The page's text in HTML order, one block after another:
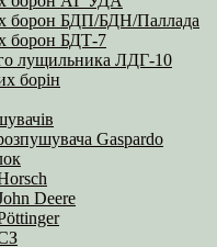
борон БДП/БДН/Паллада
борон БДТ-7
лущильника ЛДГ-10
борін
Gaspardo
Deere